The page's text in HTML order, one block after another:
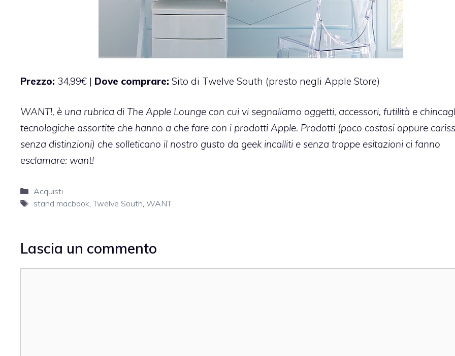
Prezzo: 34,99€ | Dove comprare: Sito di Twelve South (presto negli Apple Store)
WANT!, è una rubrica di The Apple Lounge con cui vi segnaliamo oggetti, accessori, futilità e
tecnologiche assortite che hanno a che fare con i prodotti Apple. Prodotti (poco costosi oppure
senza distinzioni) che solleticano il nostro gusto da geek incalliti e senza troppe esitazioni ci fanno
esclamare: want!
Categorie
Acquisti
Tag
stand macbook ,Twelve South WANT
Lascia un commento